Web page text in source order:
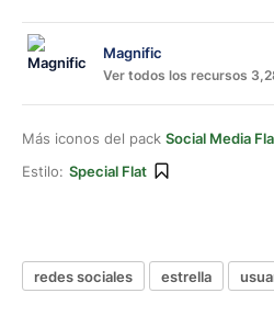
Magnific
Ver todos los recursos
Más iconos del pack Social Media
Estilo: Special Flat
redes sociales estrella